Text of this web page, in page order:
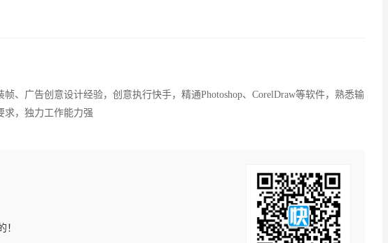
、广告创意设计经验，创意执行快手，精通Photoshop、CorelDraw等软件，熟悉输
求，独力工作能力强
！